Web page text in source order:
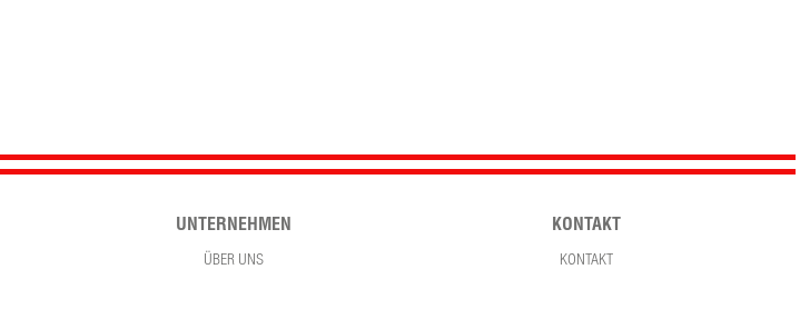
UNTERNEHMEN
ÜBER UNS
KONTAKT
KONTAKT